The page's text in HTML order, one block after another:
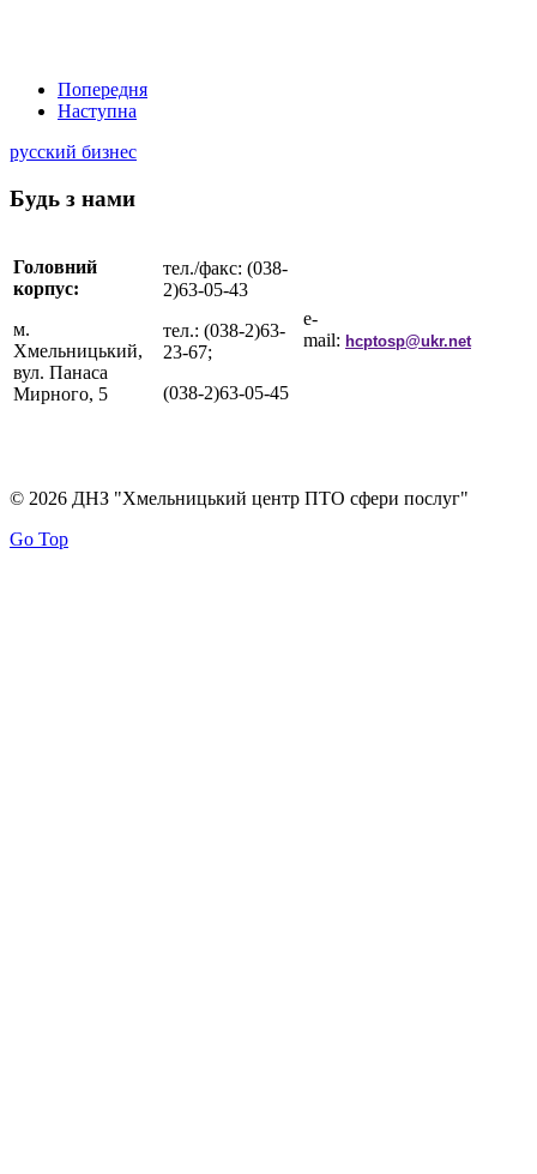
Попередня
Наступна
русский бизнес
Будь з нами
Головний
корпус:
м.
Хмельницький,
вул. Панаса
Мирного, 5
тел./факс: (038-
2)63-05-43
тел.: (038-2)63-
23-67;
(038-2)63-05-45
e-
mail: hcptosp@ukr.net
© 2026 ДНЗ "Хмельницький центр ПТО сфери послуг"
Go Top